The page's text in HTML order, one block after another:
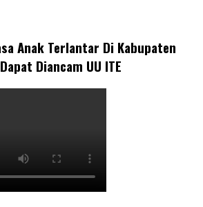
Anak Terlantar Di Kabupaten
Diancam UU ITE